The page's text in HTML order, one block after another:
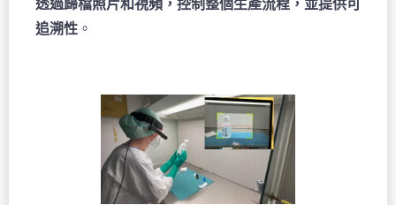
透過歸檔照片和視頻，控制整個生產流程，並提供可
追溯性 。